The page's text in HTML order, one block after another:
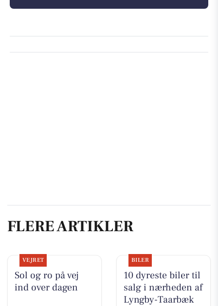
FLERE ARTIKLER
VEJRET
Sol og ro på vej
ind over dagen
BILER
10 dyreste biler til
salg i nærheden af
Lyngby-Taarbæk